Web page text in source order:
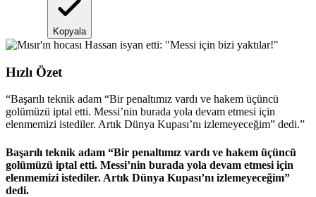
Kopyala
Hızlı Özet
“Başarılı teknik adam “Bir penaltımız vardı ve hakem üçüncü
golümüzü iptal etti. Messi’nin burada yola devam etmesi için
elenmemizi istediler. Artık Dünya Kupası’nı izlemeyeceğim” dedi.”
Başarılı teknik adam “Bir penaltımız vardı ve hakem üçüncü
golümüzü iptal etti. Messi’nin burada yola devam etmesi için
elenmemizi istediler. Artık Dünya Kupası’nı izlemeyeceğim”
dedi.